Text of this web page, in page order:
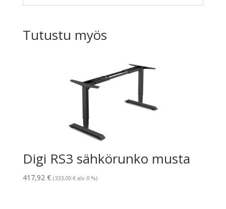
Tutustu myös
Digi RS3 sähkörunko musta
417,92 € (333,00 €alv 0 %)